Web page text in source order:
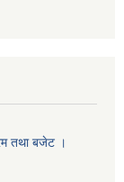
तथा बजेट ।